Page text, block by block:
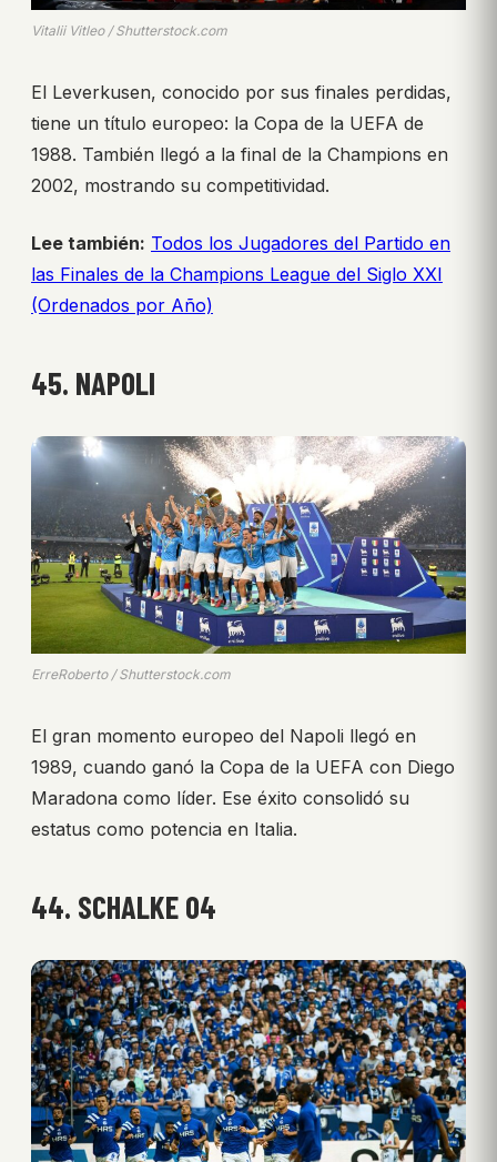
Vitalii Vitleo / Shutterstock.com
El Leverkusen, conocido por sus finales perdidas,
tiene un título europeo: la Copa de la UEFA de
1988. También llegó a la final de la Champions en
2002, mostrando su competitividad.
Lee también: Todos los Jugadores del Partido en
las Finales de la Champions League del Siglo XXI
(Ordenados por Año)
45. NAPOLI
ErreRoberto / Shutterstock.com
El gran momento europeo del Napoli llegó en
1989, cuando ganó la Copa de la UEFA con Diego
Maradona como líder. Ese éxito consolidó su
estatus como potencia en Italia.
44. SCHALKE 04